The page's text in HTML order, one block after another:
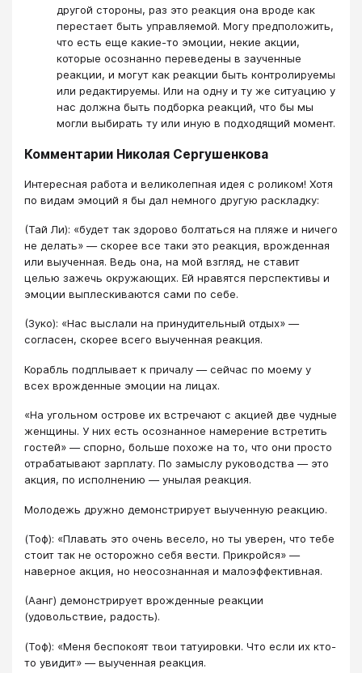
другой стороны, раз это реакция она вроде как
перестает быть управляемой. Могу предположить,
что есть еще какие-то эмоции, некие акции,
которые осознанно переведены в заученные
реакции, и могут как реакции быть контролируемы
или редактируемы. Или на одну и ту же ситуацию у
нас должна быть подборка реакций, что бы мы
могли выбирать ту или иную в подходящий момент.
Комментарии Николая Сергушенкова
Интересная работа и великолепная идея с роликом! Хотя
по видам эмоций я бы дал немного другую раскладку:
(Тай Ли): «будет так здорово болтаться на пляже и ничего
не делать» — скорее все таки это реакция, врожденная
или выученная. Ведь она, на мой взгляд, не ставит
целью зажечь окружающих. Ей нравятся перспективы и
эмоции выплескиваются сами по себе.
(Зуко): «Нас выслали на принудительный отдых» —
согласен, скорее всего выученная реакция.
Корабль подплывает к причалу — сейчас по моему у
всех врожденные эмоции на лицах.
«На угольном острове их встречают с акцией две чудные
женщины. У них есть осознанное намерение встретить
гостей» — спорно, больше похоже на то, что они просто
отрабатывают зарплату. По замыслу руководства — это
акция, по исполнению — унылая реакция.
Молодежь дружно демонстрирует выученную реакцию.
(Тоф): «Плавать это очень весело, но ты уверен, что тебе
стоит так не осторожно себя вести. Прикройся» —
наверное акция, но неосознанная и малоэффективная.
(Аанг) демонстрирует врожденные реакции
(удовольствие, радость).
(Тоф): «Меня беспокоят твои татуировки. Что если их кто-
то увидит» — выученная реакция.